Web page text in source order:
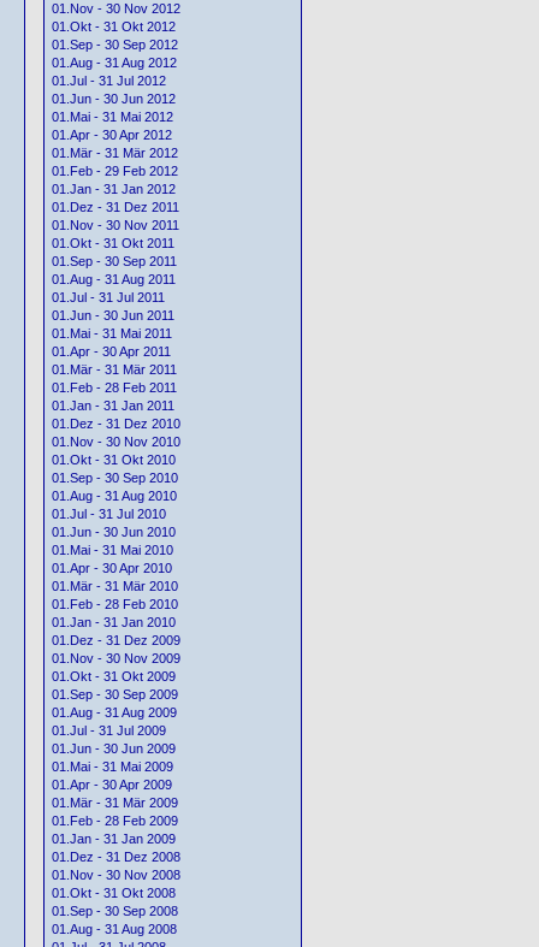
01.Nov - 30 Nov 2012
01.Okt - 31 Okt 2012
01.Sep - 30 Sep 2012
01.Aug - 31 Aug 2012
01.Jul - 31 Jul 2012
01.Jun - 30 Jun 2012
01.Mai - 31 Mai 2012
01.Apr - 30 Apr 2012
01.Mär - 31 Mär 2012
01.Feb - 29 Feb 2012
01.Jan - 31 Jan 2012
01.Dez - 31 Dez 2011
01.Nov - 30 Nov 2011
01.Okt - 31 Okt 2011
01.Sep - 30 Sep 2011
01.Aug - 31 Aug 2011
01.Jul - 31 Jul 2011
01.Jun - 30 Jun 2011
01.Mai - 31 Mai 2011
01.Apr - 30 Apr 2011
01.Mär - 31 Mär 2011
01.Feb - 28 Feb 2011
01.Jan - 31 Jan 2011
01.Dez - 31 Dez 2010
01.Nov - 30 Nov 2010
01.Okt - 31 Okt 2010
01.Sep - 30 Sep 2010
01.Aug - 31 Aug 2010
01.Jul - 31 Jul 2010
01.Jun - 30 Jun 2010
01.Mai - 31 Mai 2010
01.Apr - 30 Apr 2010
01.Mär - 31 Mär 2010
01.Feb - 28 Feb 2010
01.Jan - 31 Jan 2010
01.Dez - 31 Dez 2009
01.Nov - 30 Nov 2009
01.Okt - 31 Okt 2009
01.Sep - 30 Sep 2009
01.Aug - 31 Aug 2009
01.Jul - 31 Jul 2009
01.Jun - 30 Jun 2009
01.Mai - 31 Mai 2009
01.Apr - 30 Apr 2009
01.Mär - 31 Mär 2009
01.Feb - 28 Feb 2009
01.Jan - 31 Jan 2009
01.Dez - 31 Dez 2008
01.Nov - 30 Nov 2008
01.Okt - 31 Okt 2008
01.Sep - 30 Sep 2008
01.Aug - 31 Aug 2008